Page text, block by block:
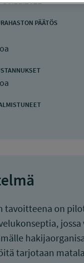
PÄÄTÖS
tavoitteena on
tarjotaan